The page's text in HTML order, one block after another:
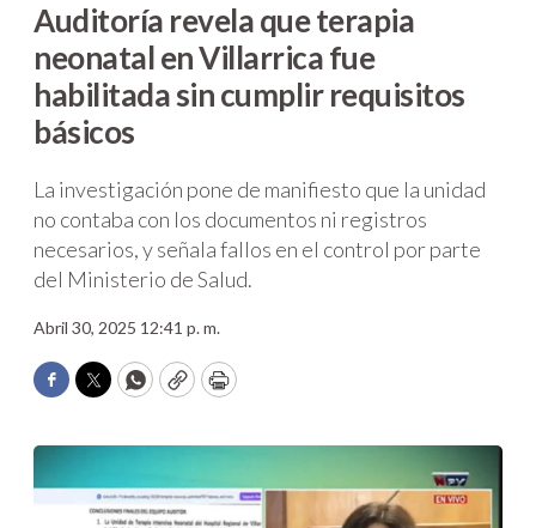
Auditoría revela que terapia
neonatal en Villarrica fue
habilitada sin cumplir requisitos
básicos
La investigación pone de manifiesto que la unidad
no contaba con los documentos ni registros
necesarios, y señala fallos en el control por parte
del Ministerio de Salud.
Abril 30, 2025 12:41 p. m.
Facebook
TwitterWhatsApp
CopyPrint